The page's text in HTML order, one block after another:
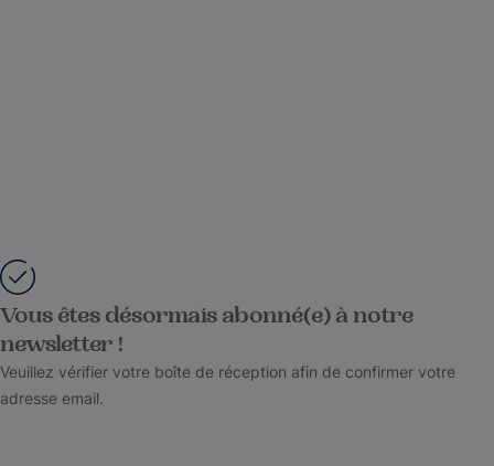
Vous êtes désormais abonné(e) à notre
newsletter !
Veuillez vérifier votre boîte de réception afin de confirmer votre
adresse email.